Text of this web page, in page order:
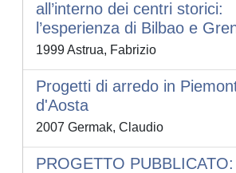
all’interno dei centri storici:
l’esperienza di Bilbao e
1999 Astrua, Fabrizio
Progetti di arredo in
d'Aosta
2007 Germak, Claudio
PROGETTO PUBBLICATO: